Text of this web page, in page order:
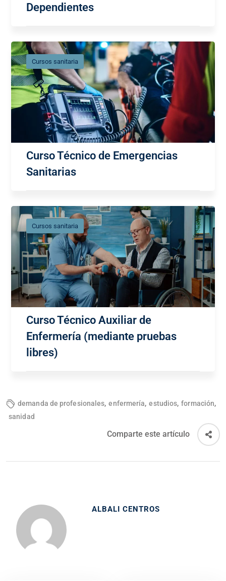
Dependientes
Cursos sanitaria
Curso Técnico de Emergencias
Sanitarias
Cursos sanitaria
Curso Técnico Auxiliar de
Enfermería (mediante pruebas
libres)
demanda de profesionales, enfermería, estudios, formación,
sanidad
Comparte este artículo
ALBALI CENTROS